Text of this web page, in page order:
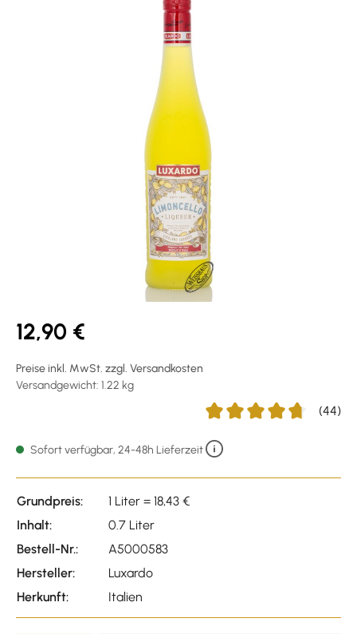
12,90 €
Preise inkl. MwSt. zzgl. Versandkosten
Versandgewicht: 1.22 kg
(44)
Sofort verfügbar, 24-48h Lieferzeit
Grundpreis:
1 Liter = 18,43 €
Inhalt:
0.7 Liter
Bestell-Nr.:
A5000583
Hersteller:
Luxardo
Herkunft:
Italien